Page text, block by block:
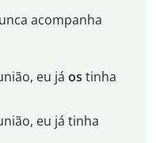
acompanha
eu já os tinha
eu já tinha